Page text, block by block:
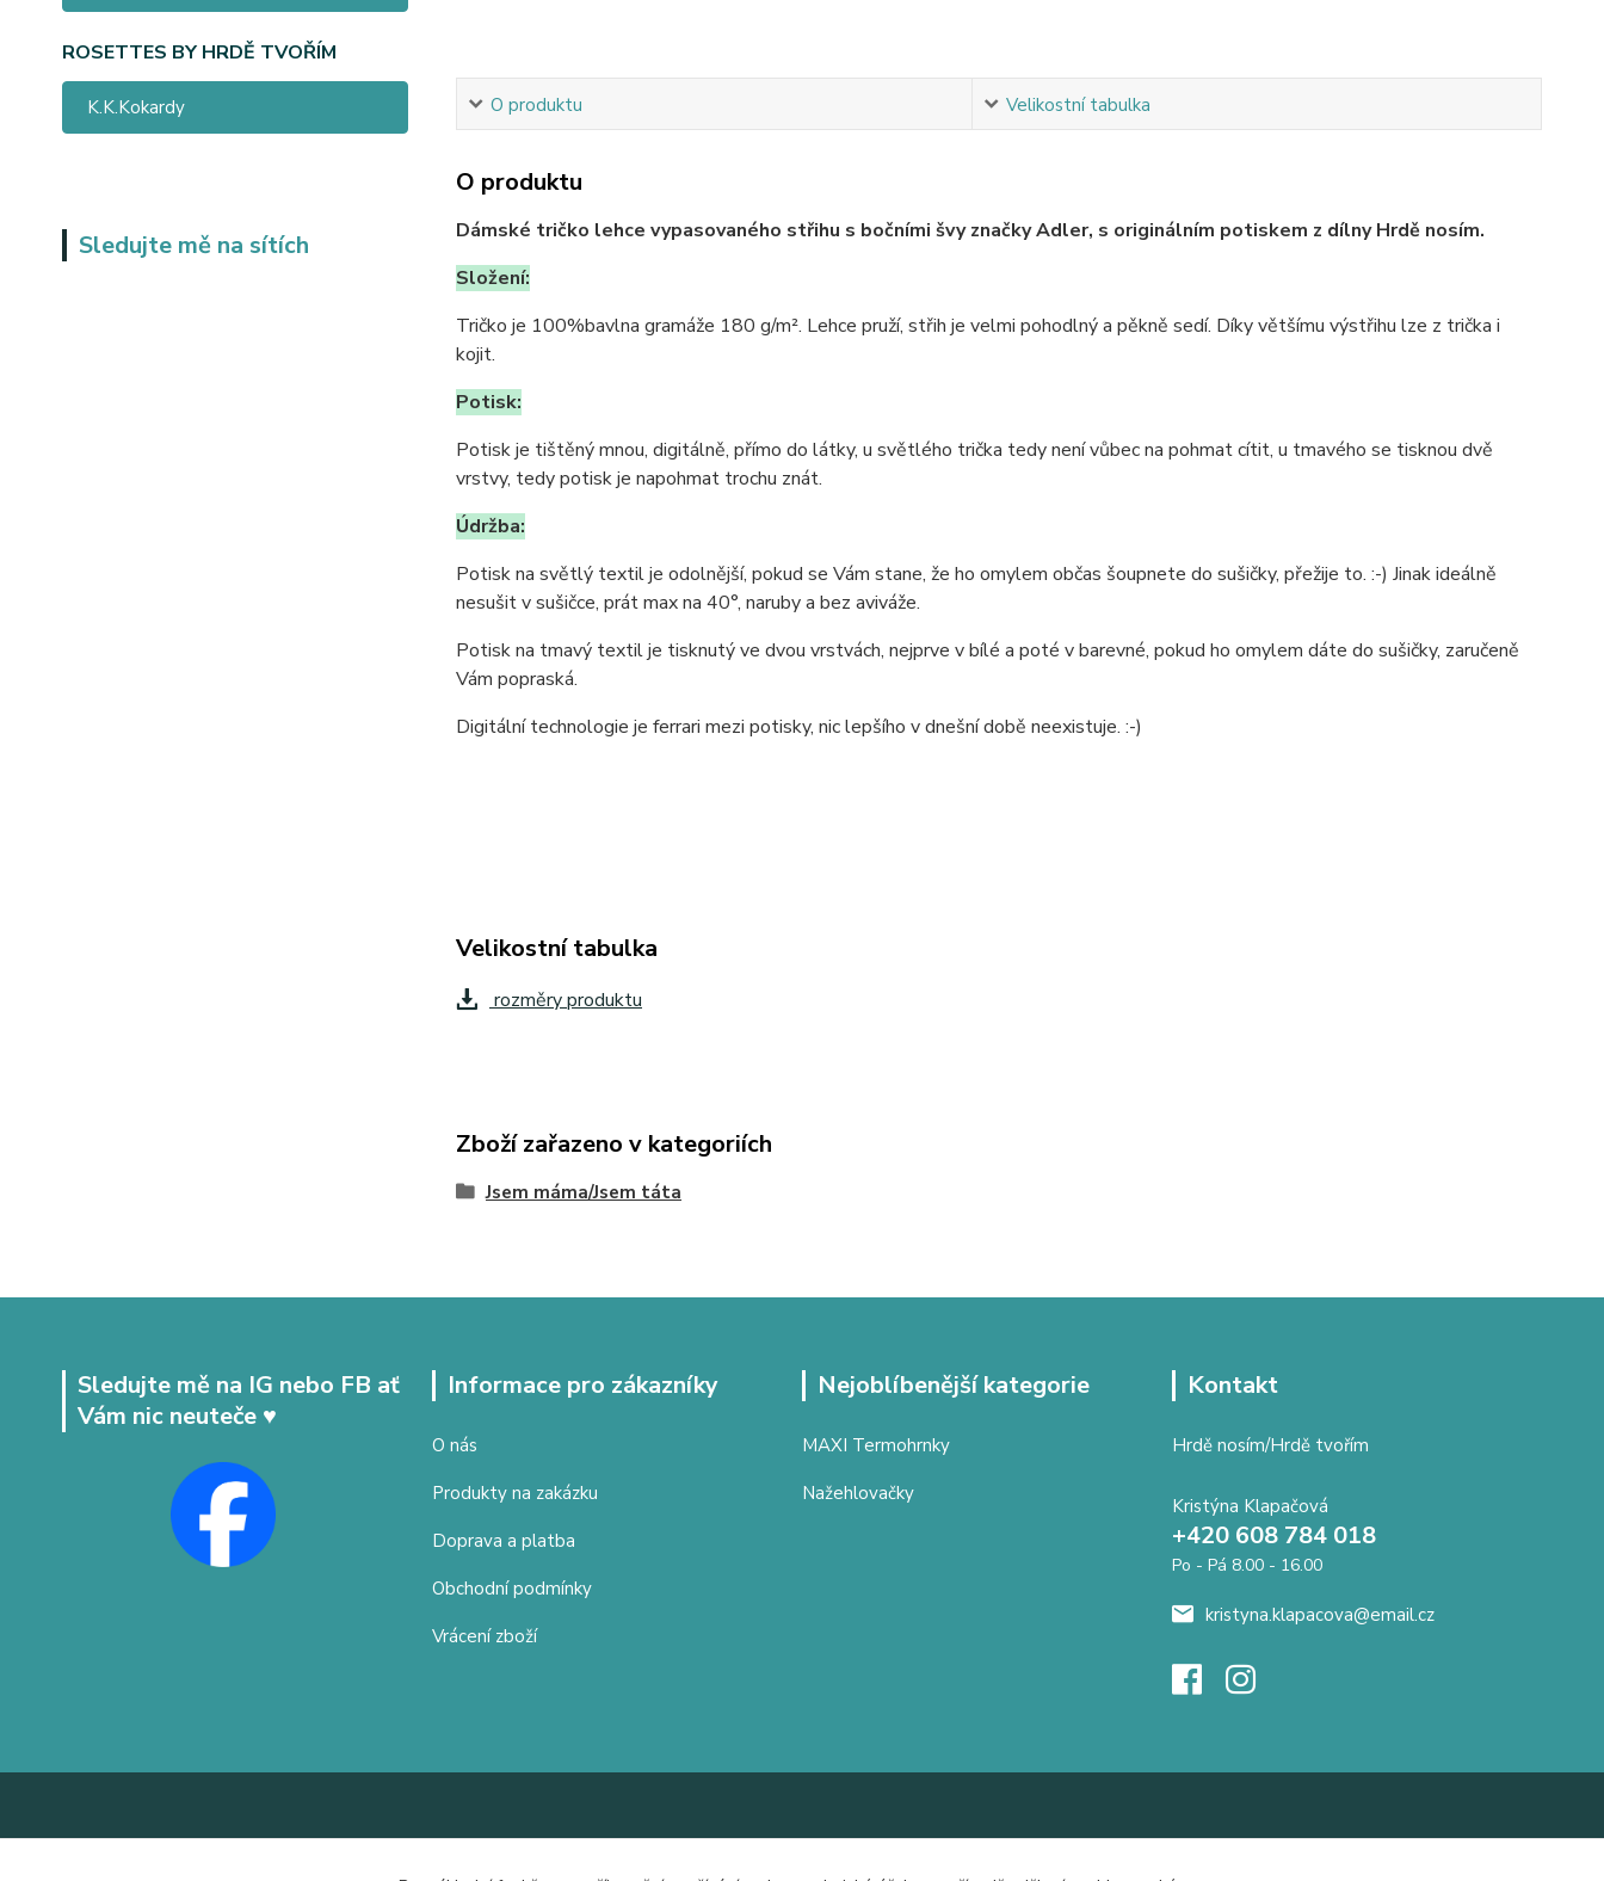
ROSETTES BY HRDĚ TVOŘÍM
K.K.Kokardy
Sledujte mě na sítích
O produktu Velikostní tabulka
O produktu
Dámské tričko lehce vypasovaného střihu s bočními švy značky Adler, s originálním potiskem z dílny Hrdě nosím.
Složení:
Tričko je 100%bavlna gramáže 180 g/m². Lehce pruží, střih je velmi pohodlný a pěkně sedí. Díky většímu výstřihu lze z trička i
kojit.
Potisk:
Potisk je tištěný mnou, digitálně, přímo do látky, u světlého trička tedy není vůbec na pohmat cítit, u tmavého se tisknou dvě
vrstvy, tedy potisk je napohmat trochu znát.
Údržba:
Potisk na světlý textil je odolnější, pokud se Vám stane, že ho omylem občas šoupnete do sušičky, přežije to. :-) Jinak ideálně
nesušit v sušičce, prát max na 40°, naruby a bez aviváže.
Potisk na tmavý textil je tisknutý ve dvou vrstvách, nejprve v bílé a poté v barevné, pokud ho omylem dáte do sušičky, zaručeně
Vám popraská.
Digitální technologie je ferrari mezi potisky, nic lepšího v dnešní době neexistuje. :-)
Velikostní tabulka
rozměry produktu
Zboží zařazeno v kategoriích
Jsem máma/Jsem táta
Sledujte mě na IG nebo FB ať
Vám nic neuteče ♥
Informace pro zákazníky
O nás
Produkty na zakázku
Doprava a platba
Obchodní podmínky
Vrácení zboží
Nejoblíbenější kategorie
MAXI Termohrnky
Nažehlovačky
Kontakt
Hrdě nosím/Hrdě tvořím
Kristýna Klapačová
+420 608 784 018
Po - Pá 8.00 - 16.00
kristyna.klapacova@email.cz